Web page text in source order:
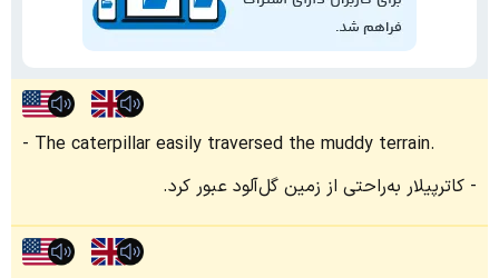
The caterpillar easily traversed the muddy terrain.
کاترپیلار به‌راحتی از زمین گل‌آلود عبور کرد.